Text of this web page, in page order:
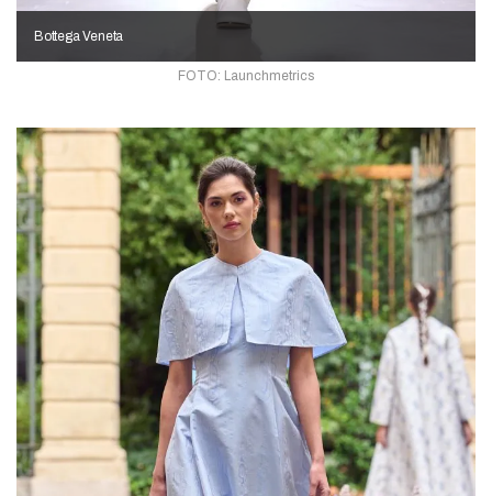
FOTO: Launchmetrics
Bottega Veneta